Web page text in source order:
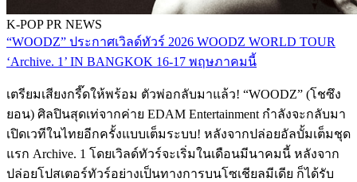
K-POPPR NEWS
“WOODZ” ประกาศเวิลด์ทัวร์ 2026 WOODZ WORLD TOUR
‘Archive. 1’ IN BANGKOK 16-17 พฤษภาคมนี้
เตรียมเสียงกรี๊ดให้พร้อม ตัวพ่อกลับมาแล้ว! “WOODZ” (โชซึง
ยอน) ศิลปินสุดเท่จากค่าย EDAM Entertainment กำลังจะกลับมา
เปิดเวทีในไทยอีกครั้งแบบเต็มระบบ! หลังจากปล่อยอัลบั้มเต็มชุด
แรก Archive. 1 โดยเวิลด์ทัวร์จะเริ่มในเดือนมีนาคมนี้ หลังจาก
ปล่อยโปสเตอร์ทัวร์อย่างเป็นทางการบนโซเชียลมีเดีย ก็ได้รับ